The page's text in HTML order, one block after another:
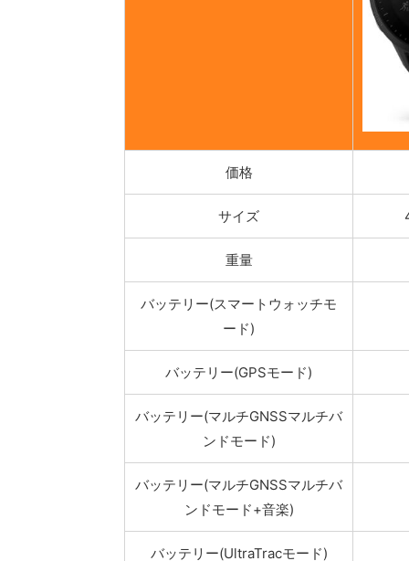
価格
サイズ
重量
バッテリー(スマートウォッチモ
ード)
バッテリー(GPSモード)
バッテリー(マルチGNSSマルチバ
ンドモード)
バッテリー(マルチGNSSマルチバ
ンドモード+音楽)
バッテリー(UltraTracモード)